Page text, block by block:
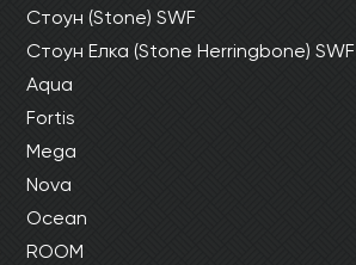
Стоун (Stone) SWF
Стоун Елка (Stone Herringbone) SWF
Aqua
Fortis
Mega
Nova
Ocean
ROOM